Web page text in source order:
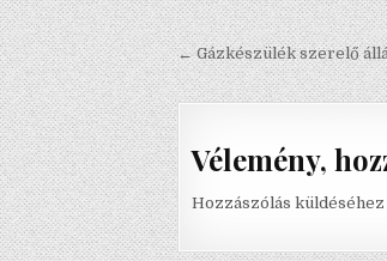
Bejegyzés
← Gázkészülék szerelő
Vélemény,
Hozzászólás